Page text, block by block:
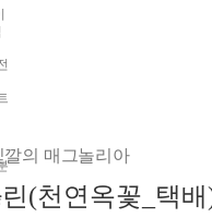
의 매그놀리아
(천연옥꽃_택